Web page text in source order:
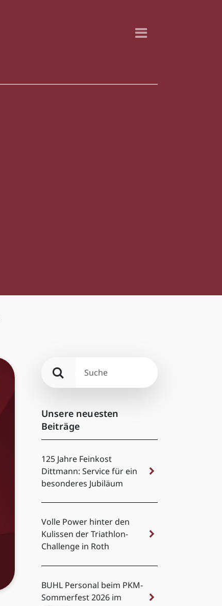
Unsere neuesten
Beiträge
125 Jahre Feinkost
Dittmann: Service für ein
besonderes Jubiläum
Volle Power hinter den
Kulissen der Triathlon-
Challenge in Roth
BUHL Personal beim PKM-
Sommerfest 2026 im